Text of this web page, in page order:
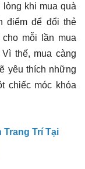
khi mua quà
điểm để đổi thẻ
mỗi lần mua
thế, mua càng
yêu thích những
chiếc móc khóa
Trí Tại